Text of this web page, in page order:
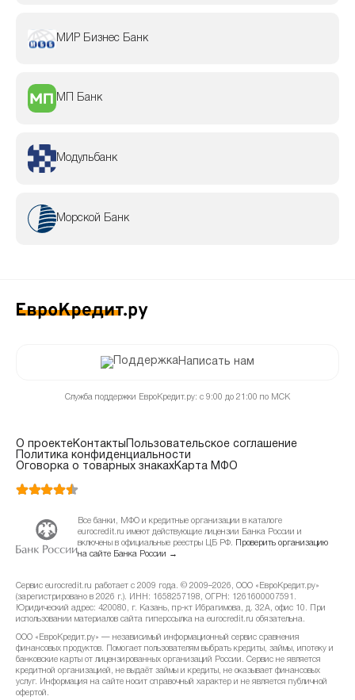
МИР Бизнес Банк
МП Банк
Модульбанк
Морской Банк
Написать нам
Служба поддержки ЕвроКредит.ру: с 9:00 до 21:00 по МСК
О проектеКонтакты Пользовательское соглашение
Политика конфиденциальности
Оговорка о товарных знакахКарта МФО
Все банки, МФО и кредитные организации в каталоге
eurocredit.ru имеют действующие лицензии Банка России и
включены в официальные реестры ЦБ РФ.
Проверить организацию
на сайте Банка России →
Сервис eurocredit.ru работает с 2009 года. © 2009–2026, ООО «ЕвроКредит.ру»
(зарегистрировано в 2026 г.). ИНН: 1658257198, ОГРН: 1261600007591.
Юридический адрес: 420080, г. Казань, пр-кт Ибрагимова, д. 32А, офис 10. При
использовании материалов сайта гиперссылка на eurocredit.ru обязательна.
ООО «ЕвроКредит.ру» — независимый информационный сервис сравнения
финансовых продуктов. Помогает пользователям выбрать кредиты, займы, ипотеку и
банковские карты от лицензированных организаций России. Сервис не является
кредитной организацией, не выдаёт займы и кредиты, не оказывает финансовых
услуг. Информация на сайте носит справочный характер и не является публичной
офертой.